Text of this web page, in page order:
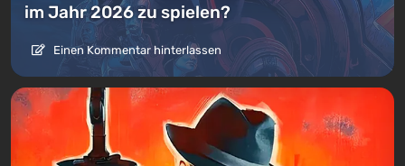
im Jahr 2026 zu spielen?
Einen Kommentar hinterlassen